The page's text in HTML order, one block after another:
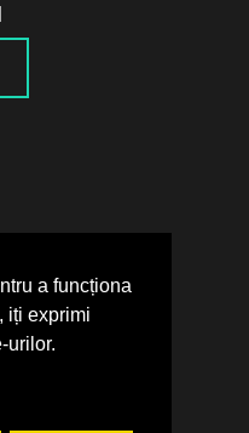
a funcționa
iți exprimi
urilor.